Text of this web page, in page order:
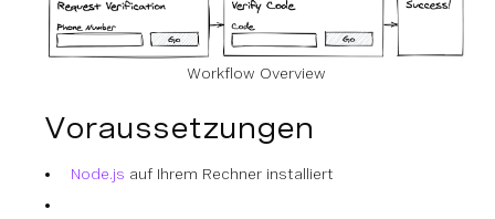
Workflow Overview
Voraussetzungen
Node.js auf Ihrem Rechner installiert